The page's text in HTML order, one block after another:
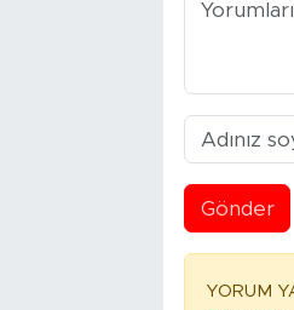
Gönder
YORUM